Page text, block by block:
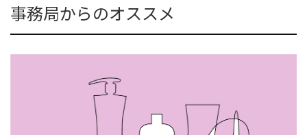
事務局からのオススメ